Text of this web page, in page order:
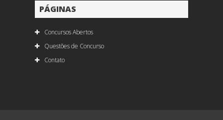
PÁGINAS
Concursos Abertos
Questões de Concurso
Contato